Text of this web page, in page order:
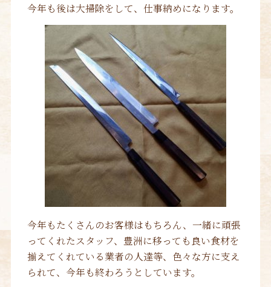
今年も後は大掃除をして、仕事納めになります。
今年もたくさんのお客様はもちろん、一緒に頑張
ってくれたスタッフ、豊洲に移っても良い食材を
揃えてくれている業者の人達等、色々な方に支え
られて、今年も終わろうとしています。